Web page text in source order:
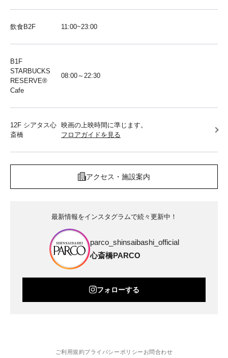
飲食B2F 11:00~23:00
B1F
STARBUCKS
RESERVE®︎
Cafe
08:00～22:30
12F シアタス心
斎橋
映画の上映時間に準じます。
フロアガイドを見る
アクセス・施設案内
最新情報をインスタグラムで続々更新中！
parco_shinsaibashi_official
心斎橋PARCO
フォローする
ご利用規約プライバシーポリシー お問合わせ